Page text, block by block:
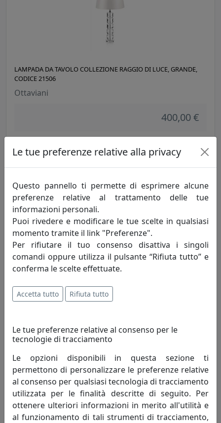
LAMPADA DA TAVOLO COLLEZIONE RAGGIO DI LUCE, GRANDE,
CODICE 21506
Ottaviani
400,00 €
LAMPADA DA TAVOLO COLLEZIONE AQUILONE, GRANDE, CODICE
21450
Ottaviani
Le tue preferenze relative alla privacy
Questo pannello ti permette di esprimere alcune
preferenze relative al trattamento delle tue
informazioni personali.
Puoi rivedere e modificare le tue scelte in qualsiasi
momento tramite il link "Preferenze".
Per rifiutare il tuo consenso disattiva i singoli
comandi oppure utilizza il pulsante “Rifiuta tutto” e
conferma le scelte effettuate.
Accetta tutto Rifiuta tutto
Le tue preferenze relative al consenso per le
tecnologie di tracciamento
Le opzioni disponibili in questa sezione ti
permettono di personalizzare le preferenze relative
al consenso per qualsiasi tecnologia di tracciamento
utilizzata per le finalità descritte di seguito. Per
ottenere ulteriori informazioni in merito all'utilità e
al funzionamento di tali strumenti di tracciamento,